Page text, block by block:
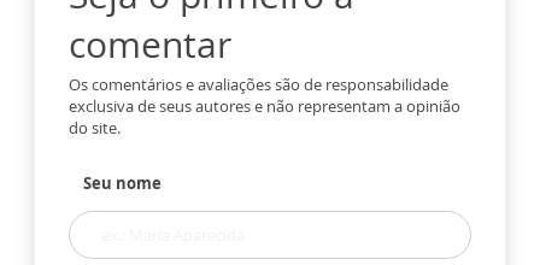
comentar
Os comentários e avaliações são de responsabilidade
exclusiva de seus autores e não representam a opinião
do site.
Seu nome